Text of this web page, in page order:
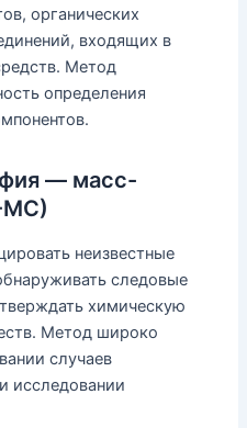
органических
входящих в
Метод
определения
— масс-
МС)
неизвестные
следовые
химическую
Метод широко
случаев
исследовании